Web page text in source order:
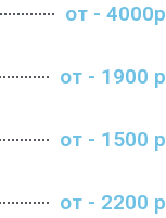
от - 4000р
от - 1900 р
от - 1500 р
от - 2200 р